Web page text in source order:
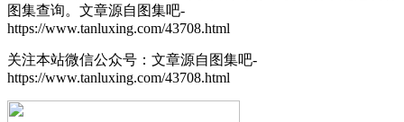
图集查询。 文章源自图集吧-
https://www.tanluxing.com/43708.html
关注本站微信公众号： 文章源自图集吧-
https://www.tanluxing.com/43708.html